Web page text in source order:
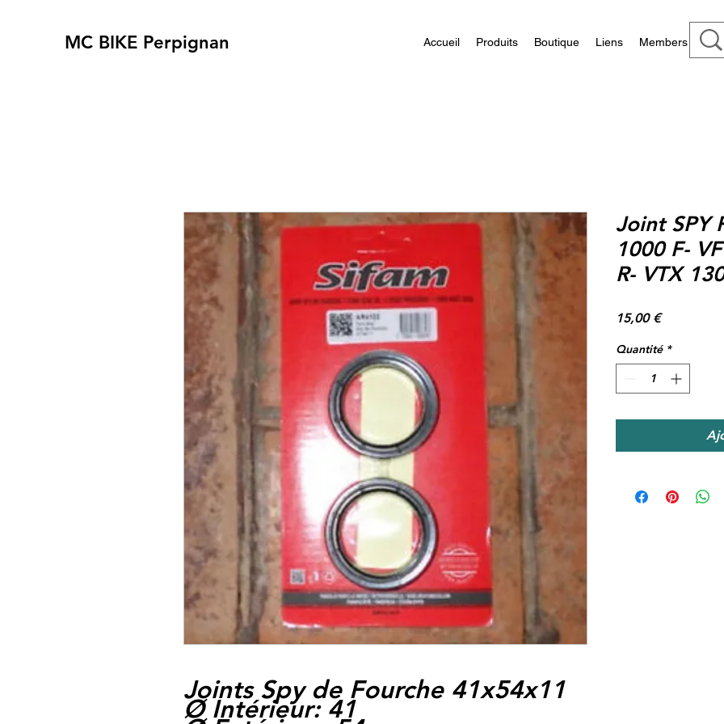
MC BIKE Perpignan Accueil Produits Boutique Liens Members
Joints Spy de Fourche 41x54x11
Ø Intérieur: 41
Joint SPY
1000 F-
R- VTX
15,00 €Prix
Quantité *